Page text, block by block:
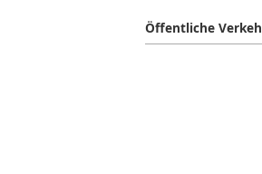
Öffentliche